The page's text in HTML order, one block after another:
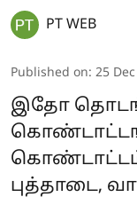
PT WEB
Published on: 25
இதோ
புத்தாடை,